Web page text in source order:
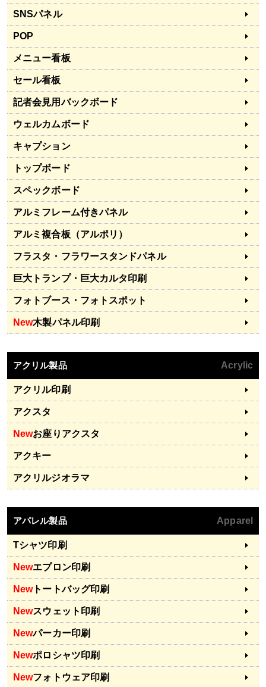
SNSパネル
POP
メニュー看板
セール看板
記者会見用バックボード
ウェルカムボード
キャプション
トップボード
スペックボード
アルミフレーム付きパネル
アルミ複合板（アルポリ）
フラスタ・フラワースタンドパネル
巨大トランプ・巨大カルタ印刷
フォトブース・フォトスポット
New木製パネル印刷
アクリル製品 Acrylic
アクリル印刷
アクスタ
Newお座りアクスタ
アクキー
アクリルジオラマ
アパレル製品 Apparel
Tシャツ印刷
Newエプロン印刷
Newトートバッグ印刷
Newスウェット印刷
Newパーカー印刷
Newポロシャツ印刷
Newフォトウェア印刷